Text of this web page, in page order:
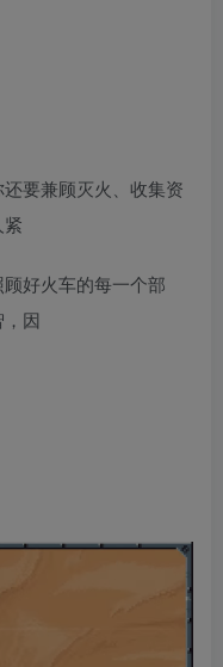
要兼顾灭火、收集资
好火车的每一个部
因